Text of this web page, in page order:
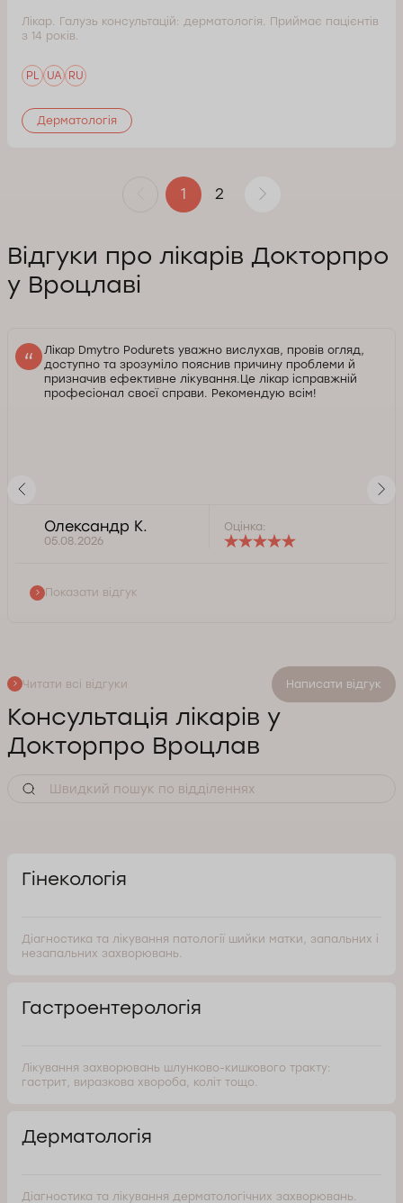
Лікар. Галузь консультацій: дерматологія. Приймає пацієнтів
з 14 років.
PL UA RU
Дерматологія
1 2
Відгуки про лікарів Докторпро
у Вроцлаві
Лікар Dmytro Podurets уважно вислухав, провів огляд,
доступно та зрозуміло пояснив причину проблеми й
призначив ефективне лікування.Це лікар ісправжній
професіонал своєї справи. Рекомендую всім!
Олександр К.
05.08.2026
Оцінка:
Показати відгук
Читати всі відгуки Написати відгук
Консультація лікарів у
Докторпро Вроцлав
Гінекологія
Діагностика та лікування патології шийки матки, запальних і
незапальних захворювань.
Гастроентерологія
Лікування захворювань шлунково-кишкового тракту:
гастрит, виразкова хвороба, коліт тощо.
Дерматологія
Діагностика та лікування дерматологічних захворювань.